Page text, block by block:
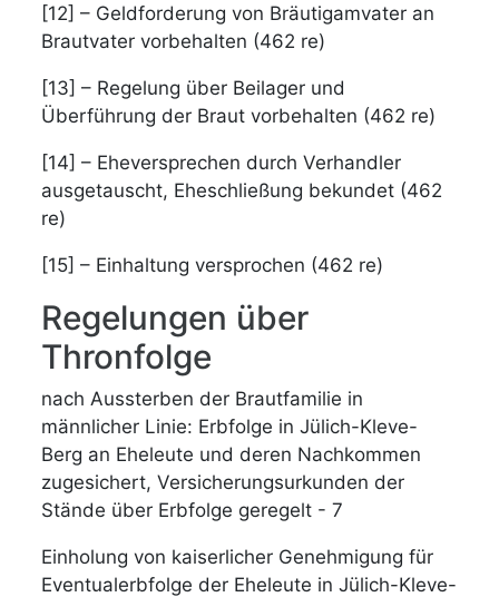
[12] – Geldforderung von Bräutigamvater an
Brautvater vorbehalten (462 re)
[13] – Regelung über Beilager und
Überführung der Braut vorbehalten (462 re)
[14] – Eheversprechen durch Verhandler
ausgetauscht, Eheschließung bekundet (462
re)
[15] – Einhaltung versprochen (462 re)
Regelungen über
Thronfolge
nach Aussterben der Brautfamilie in
männlicher Linie: Erbfolge in Jülich-Kleve-
Berg an Eheleute und deren Nachkommen
zugesichert, Versicherungsurkunden der
Stände über Erbfolge geregelt - 7
Einholung von kaiserlicher Genehmigung für
Eventualerbfolge der Eheleute in Jülich-Kleve-